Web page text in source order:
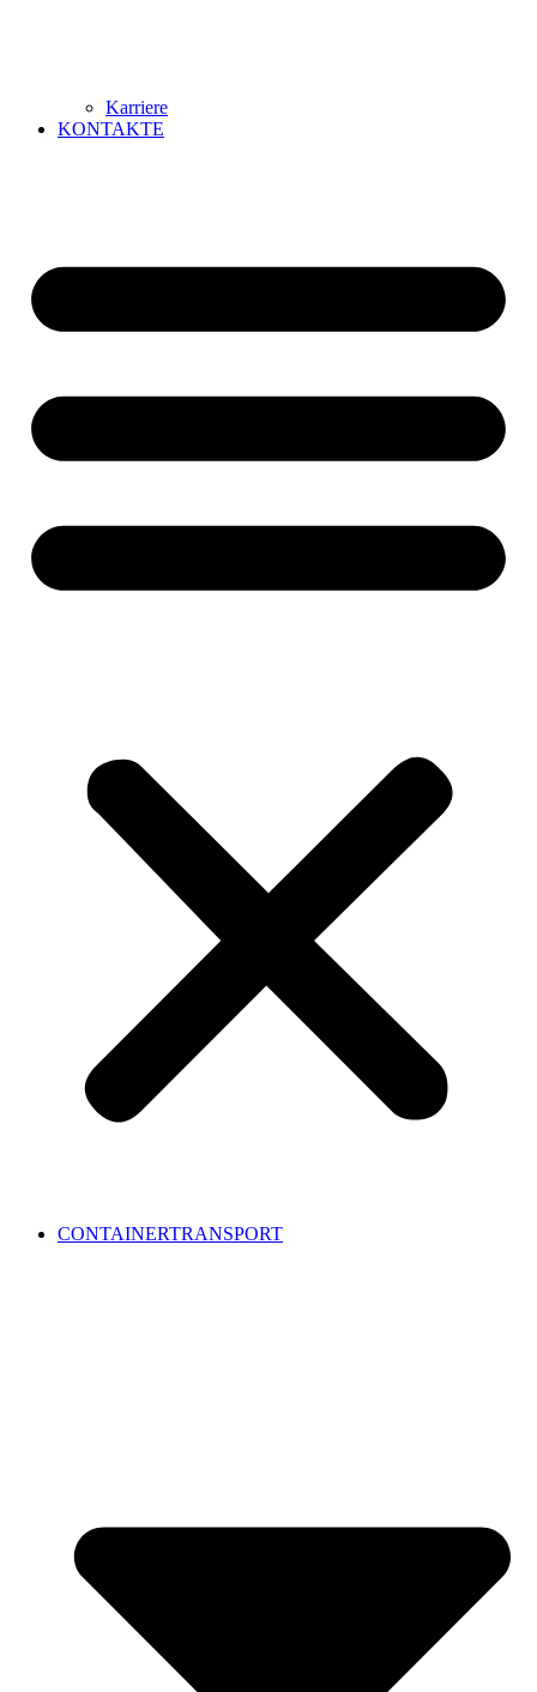
Karriere
KONTAKTE
CONTAINERTRANSPORT